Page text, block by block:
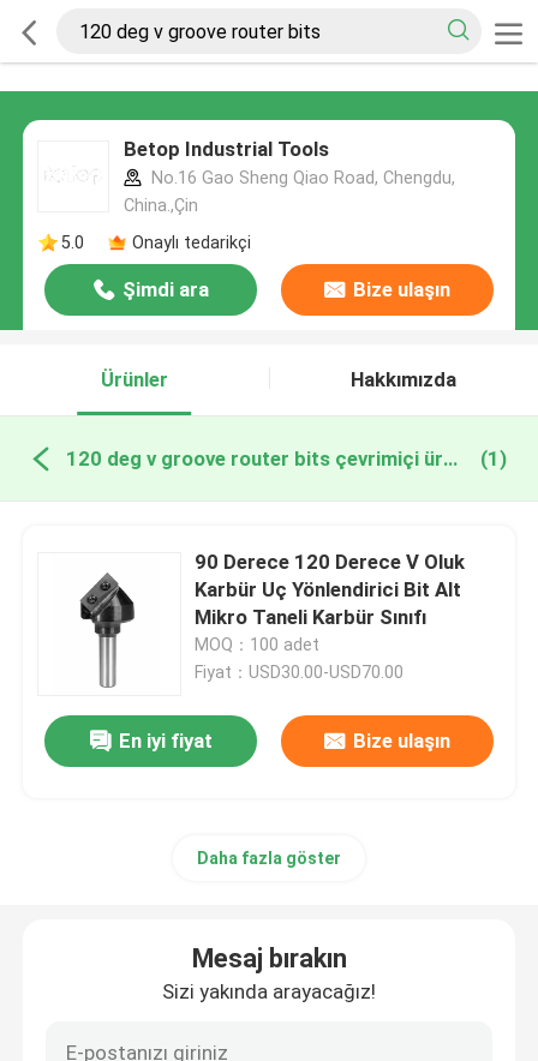
Betop Industrial Tools
No.16 Gao Sheng Qiao Road, Chengdu,
China.,Çin
5.0
Onaylı tedarikçi
Şimdi ara Bize ulaşın
Ürünler Hakkımızda
120 deg v groove router bits çevrimiçi üretim (1)
90 Derece 120 Derece V Oluk
Karbür Uç Yönlendirici Bit Alt
Mikro Taneli Karbür Sınıfı
MOQ：100 adet
Fiyat：USD30.00-USD70.00
En iyi fiyat Bize ulaşın
Daha fazla göster
Mesaj bırakın
Sizi yakında arayacağız!